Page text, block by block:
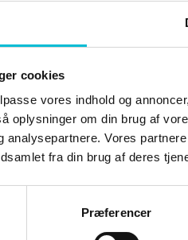
cookies
vores indhold og
oplysninger om din brug af
analysepartnere. Vores
fra din brug af deres
Præferencer
være logge ind og